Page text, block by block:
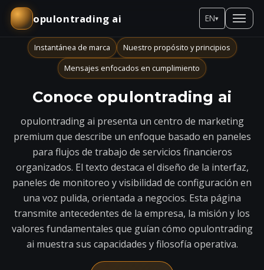
opulontrading ai EN▾
Instantánea de marca
Nuestro propósito y principios
Mensajes enfocados en cumplimiento
Conoce opulontrading ai
opulontrading ai presenta un centro de marketing
premium que describe un enfoque basado en paneles
para flujos de trabajo de servicios financieros
organizados. El texto destaca el diseño de la interfaz,
paneles de monitoreo y visibilidad de configuración en
una voz pulida, orientada a negocios. Esta página
transmite antecedentes de la empresa, la misión y los
valores fundamentales que guían cómo opulontrading
ai muestra sus capacidades y filosofía operativa.